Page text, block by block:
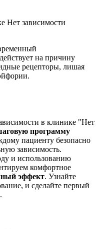
на причину
рецепторы, лишая
в клинике "Нет
программу
пациенту безопасно
зависимость.
и использованию
комфортное
эффект. Узнайте
и сделайте первый